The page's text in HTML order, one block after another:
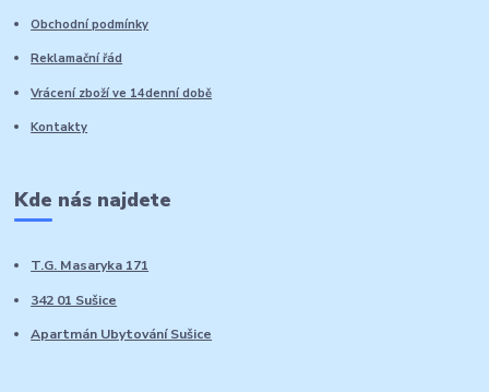
Obchodní podmínky
Reklamační řád
Vrácení zboží ve 14denní době
Kontakty
Kde nás najdete
T.G. Masaryka 171
342 01 Sušice
Apartmán Ubytování Sušice